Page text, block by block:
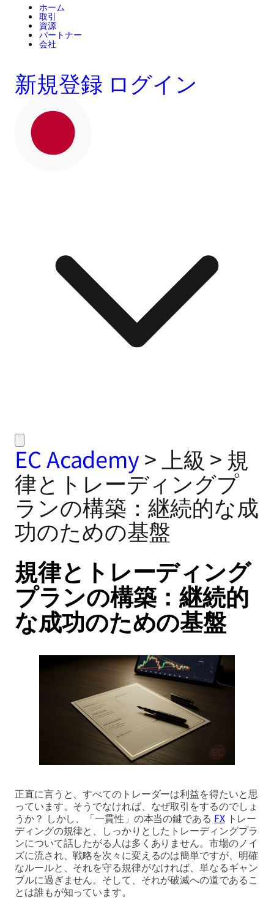
ホーム
取引
資源
パートナー
会社
新規登録 ログイン
EC Academy> 上級 > 規
律とトレーディングプ
ランの構築：継続的な成
功のための基盤
規律とトレーディング
プランの構築：継続的
な成功のための基盤
正直に言うと、すべてのトレーダーは利益を得たいと思
っています。そうでなければ、なぜ取引をするのでしょ
うか？ しかし、「一貫性」の本当の鍵である FXトレー
ディングの規律と、しっかりとしたトレーディングプラ
ンについて話したがる人は多くありません。市場のノイ
ズに流され、戦略を次々に変えるのは簡単ですが、明確
なルールと、それを守る規律がなければ、単なるギャン
ブルに過ぎません。そして、それが破滅への道であるこ
とは誰もが知っています。